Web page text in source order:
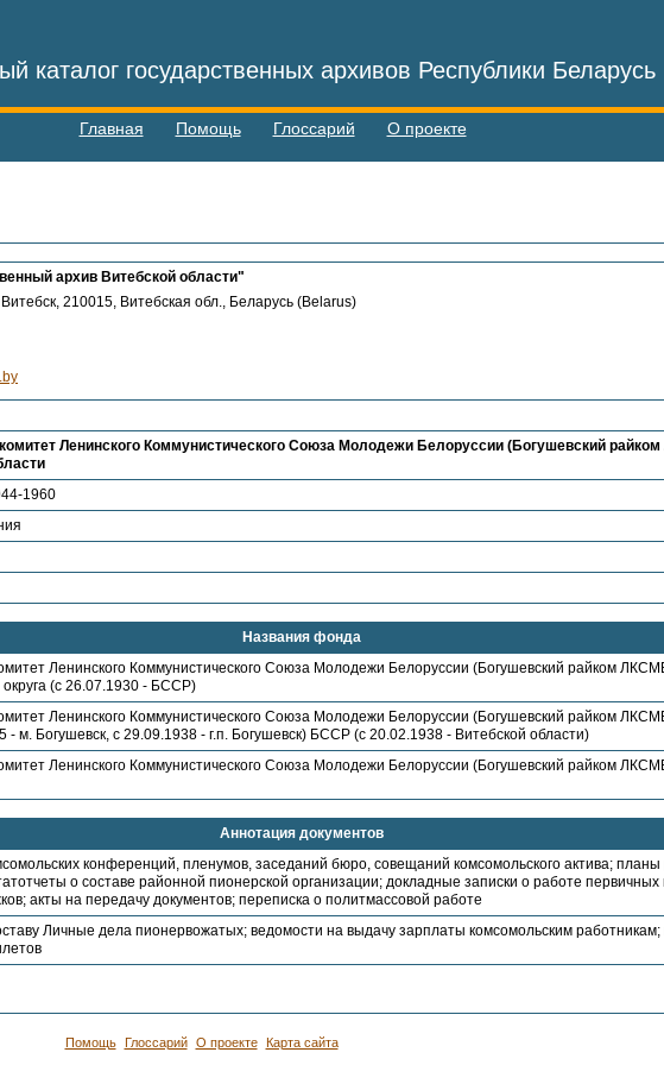
каталог государственных архивов Республики Беларусь
Главная Помощь Глоссарий О проекте
архив Витебской области"
210015, Витебская обл., Беларусь (Belarus)
Ленинского Коммунистического Союза Молодежи Белоруссии (Богушевский
1960
Названия фонда
Ленинского Коммунистического Союза Молодежи Белоруссии (Богушевский райком
(с 26.07.1930 - БССР)
Ленинского Коммунистического Союза Молодежи Белоруссии (Богушевский райком
- м. Богушевск, с 29.09.1938 - г.п. Богушевск) БССР (с 20.02.1938 - Витебской области)
Ленинского Коммунистического Союза Молодежи Белоруссии (Богушевский райком
Аннотация документов
конференций, пленумов, заседаний бюро, совещаний комсомольского актива;
о составе районной пионерской организации; докладные записки о работе первичных
акты на передачу документов; переписка о политмассовой работе
Личные дела пионервожатых; ведомости на выдачу зарплаты комсомольским работникам;
Помощь Глоссарий О проекте Карта сайта